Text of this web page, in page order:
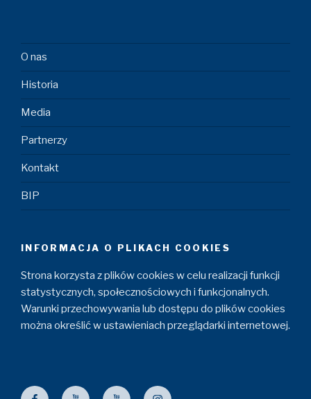
O nas
Historia
Media
Partnerzy
Kontakt
BIP
INFORMACJA O PLIKACH COOKIES
Strona korzysta z plików cookies w celu realizacji funkcji
statystycznych, społecznościowych i funkcjonalnych.
Warunki przechowywania lub dostępu do plików cookies
można określić w ustawieniach przeglądarki internetowej.
FacebookZZM MaszyniściInstagram